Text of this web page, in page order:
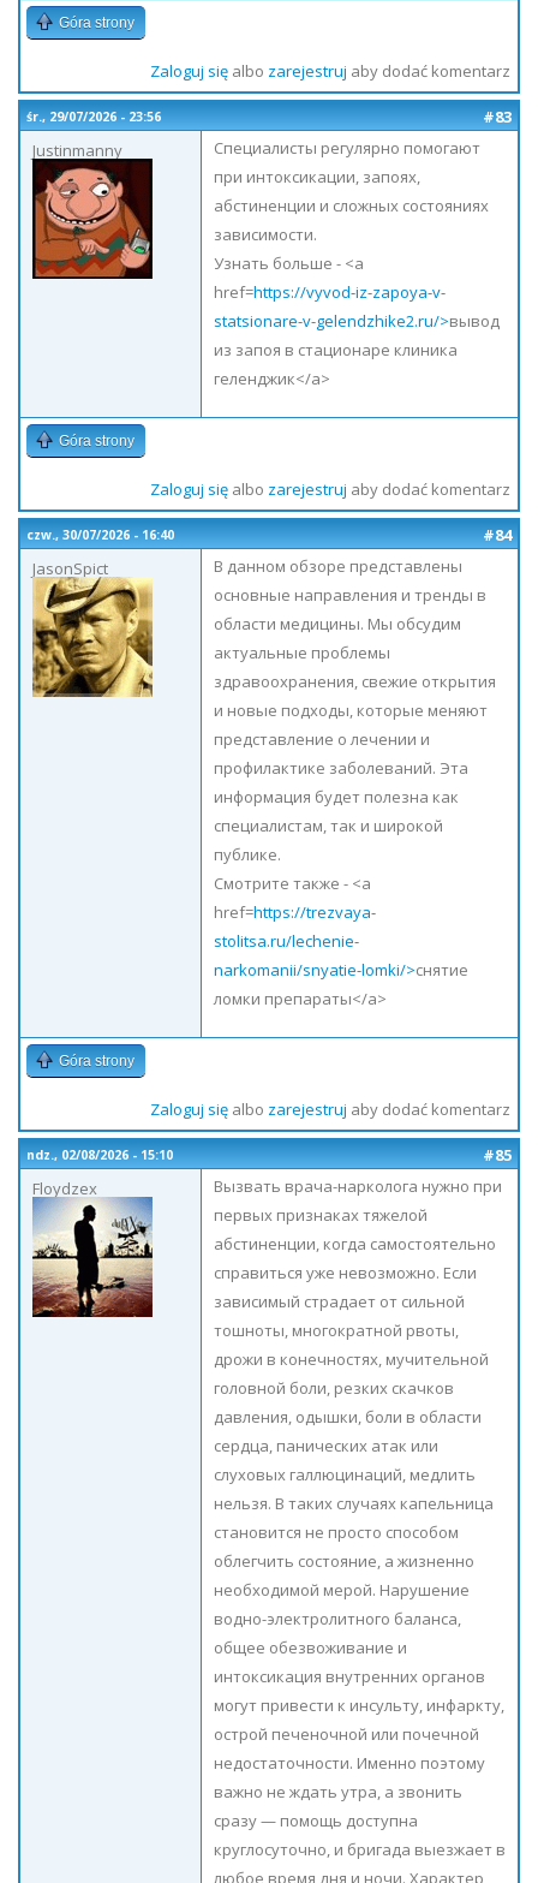
Góra strony
Zaloguj sięalbo zarejestruj aby dodać komentarz
śr., 29/07/2026 - 23:56
#83
Justinmanny
Специалисты регулярно помогают
при интоксикации, запоях,
абстиненции и сложных состояниях
зависимости.
Узнать больше - <a
href=https://vyvod-iz-zapoya-v-
statsionare-v-gelendzhike2.ru/>вывод
из запоя в стационаре клиника
геленджик</a>
Góra strony
Zaloguj sięalbo zarejestruj aby dodać komentarz
czw., 30/07/2026 - 16:40
#84
JasonSpict
В данном обзоре представлены
основные направления и тренды в
области медицины. Мы обсудим
актуальные проблемы
здравоохранения, свежие открытия
и новые подходы, которые меняют
представление о лечении и
профилактике заболеваний. Эта
информация будет полезна как
специалистам, так и широкой
публике.
Смотрите также - <a
href=https://trezvaya-
stolitsa.ru/lechenie-
narkomanii/snyatie-lomki/>снятие
ломки препараты</a>
Góra strony
Zaloguj sięalbo zarejestruj aby dodać komentarz
ndz., 02/08/2026 - 15:10
#85
Floydzex
Вызвать врача-нарколога нужно при
первых признаках тяжелой
абстиненции, когда самостоятельно
справиться уже невозможно. Если
зависимый страдает от сильной
тошноты, многократной рвоты,
дрожи в конечностях, мучительной
головной боли, резких скачков
давления, одышки, боли в области
сердца, панических атак или
слуховых галлюцинаций, медлить
нельзя. В таких случаях капельница
становится не просто способом
облегчить состояние, а жизненно
необходимой мерой. Нарушение
водно-электролитного баланса,
общее обезвоживание и
интоксикация внутренних органов
могут привести к инсульту, инфаркту,
острой печеночной или почечной
недостаточности. Именно поэтому
важно не ждать утра, а звонить
сразу — помощь доступна
круглосуточно, и бригада выезжает в
любое время дня и ночи. Характер